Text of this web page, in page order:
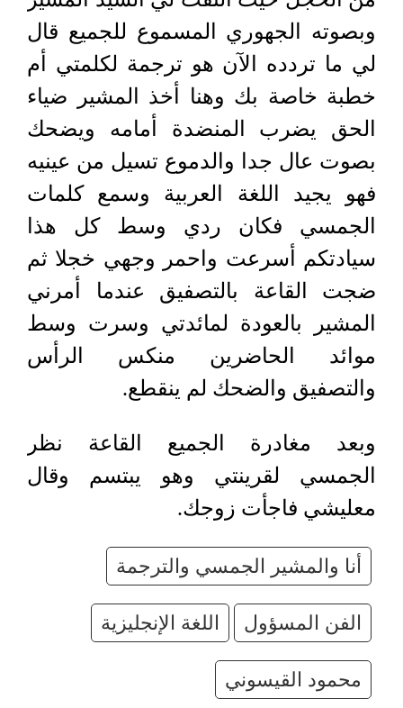
وبصوته الجهوري المسموع للجميع قال
لي ما تردده الآن هو ترجمة لكلمتي أم
خطبة خاصة بك وهنا أخذ المشير ضياء
الحق يضرب المنضدة أمامه ويضحك
بصوت عال جدا والدموع تسيل من عينيه
فهو يجيد اللغة العربية وسمع كلمات
الجمسي فكان ردي وسط كل هذا
سيادتكم أسرعت واحمر وجهي خجلا ثم
ضجت القاعة بالتصفيق عندما أمرني
المشير بالعودة لمائدتي وسرت وسط
موائد الحاضرين منكس الرأس
والتصفيق والضحك لم ينقطع.
وبعد مغادرة الجميع القاعة نظر
الجمسي لقرينتي وهو يبتسم وقال
معليشي فاجأت زوجك.
أنا والمشير الجمسي والترجمة
الفن المسؤول اللغة الإنجليزية
محمود القيسوني